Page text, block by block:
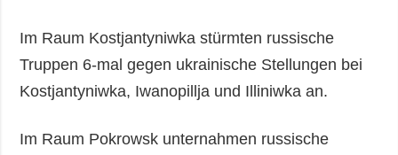
Im Raum Kostjantyniwka stürmten russische
Truppen 6-mal gegen ukrainische Stellungen bei
Kostjantyniwka, Iwanopillja und Illiniwka an.
Im Raum Pokrowsk unternahmen russische